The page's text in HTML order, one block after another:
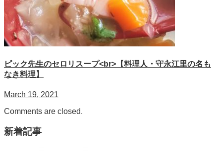
ピック先生のセロリスープ<br>【料理人・守永江里の名も
なき料理】
March 19, 2021
Comments are closed.
新着記事